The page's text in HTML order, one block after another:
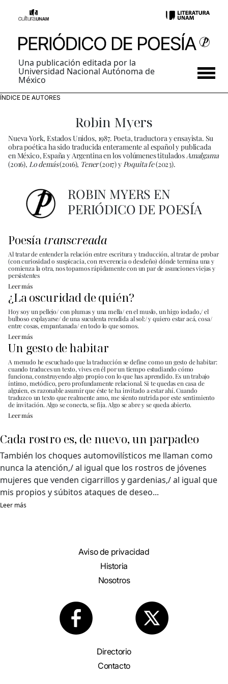
Una publicación editada por la
Universidad Nacional Autónoma de
México
ÍNDICE DE AUTORES
Robin Myers
Nueva York, Estados Unidos, 1987. Poeta, traductora y ensayista. Su
obra poética ha sido traducida enteramente al español y publicada
en México, España y Argentina en los volúmenes tituladosAmalgama
(2016), Lo demás(2016), Tener(2017) yPoquita fe(2023).
ROBIN MYERS EN
PERIÓDICO DE POESÍA
Poesía transcreada
Al tratar de entender la relación entre escritura y traducción, al tratar de probar
(con curiosidad o suspicacia, con reverencia o desdeño) dónde termina una y
comienza la otra, nos topamos rápidamente con un par de asunciones viejas y
persistentes
Leer más
¿La oscuridad de quién?
Hoy soy un pellejo/ con plumas y una mella/ en el muslo, un higo iodado,/ el
bulboso explayarse/ de una suculenta rendida al sol:/ y quiero estar acá, cosa/
entre cosas, empantanada/ en todo lo que somos.
Leer más
Un gesto de habitar
A menudo he escuchado que la traducción se define como un gesto de habitar:
cuando traduces un texto, vives en él por un tiempo estudiando cómo
funciona, construyendo algo propio con lo que has aprendido. Es un trabajo
íntimo, metódico, pero profundamente relacional. Si te quedas en casa de
alguien, es razonable asumir que éste te ha invitado a estar ahí. Cuando
traduzco un texto que realmente amo, me siento nutrida por este sentimiento
de invitación. Algo se conecta, se fija. Algo se abre y se queda abierto.
Leer más
Cada rostro es, de nuevo, un parpadeo
También los choques automovilísticos me llaman como
nunca la atención,/ al igual que los rostros de jóvenes
mujeres que venden cigarrillos y gardenias,/ al igual que
mis propios y súbitos ataques de deseo...
Leer más
Aviso de privacidad
Historia
Nosotros
Directorio
Contacto